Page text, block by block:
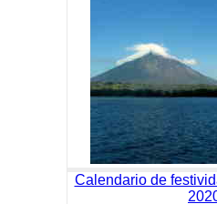
Calendario de